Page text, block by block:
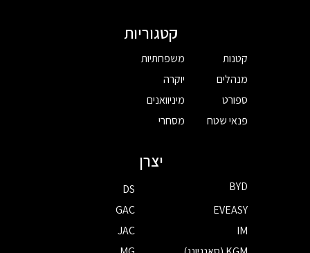
קטגוריות
קטנות
מנהלים
ספורט
פנאי שטח
משפחתיות
יוקרה
מיניוואנים
מסחרי
יצרן
BYD
DS
EVEASY
GAC
IM
JAC